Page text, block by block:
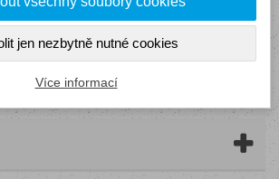
jen nezbytně nutné cookies
Více informací